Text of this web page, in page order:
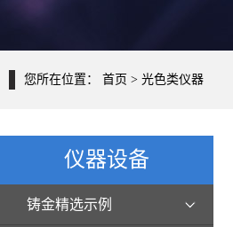
您所在位置： 首页 > 光色类仪器
仪器设备
铸金精选示例